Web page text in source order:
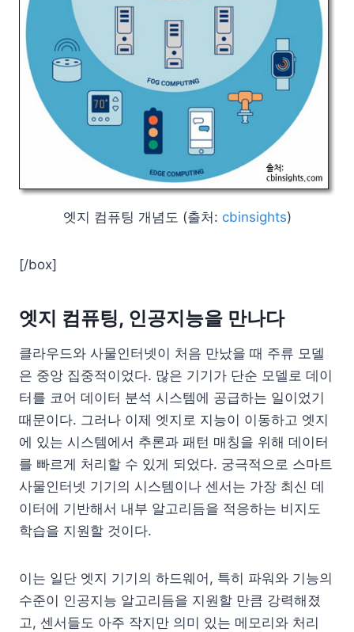
엣지 컴퓨팅 개념도 (출처: cbinsights)
[/box]
엣지 컴퓨팅, 인공지능을 만나다
클라우드와 사물인터넷이 처음 만났을 때 주류 모델
은 중앙 집중적이었다. 많은 기기가 단순 모델로 데이
터를 코어 데이터 분석 시스템에 공급하는 일이었기
때문이다. 그러나 이제 엣지로 지능이 이동하고 엣지
에 있는 시스템에서 추론과 패턴 매칭을 위해 데이터
를 빠르게 처리할 수 있게 되었다. 궁극적으로 스마트
사물인터넷 기기의 시스템이나 센서는 가장 최신 데
이터에 기반해서 내부 알고리듬을 적응하는 비지도
학습을 지원할 것이다.
이는 일단 엣지 기기의 하드웨어, 특히 파워와 기능의
수준이 인공지능 알고리듬을 지원할 만큼 강력해졌
고, 센서들도 아주 작지만 의미 있는 메모리와 처리